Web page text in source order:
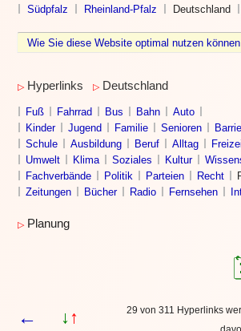
Südpfalz Rheinland-Pfalz Deutschland
Wie Sie diese Website optimal nutzen
▷ Hyperlinks ▷ Deutschland
Fuß Fahrrad Bus Bahn
Auto
Kinder
Jugend Familie Senioren
Schule
Ausbildung Beruf Alltag
Umwelt
Klima Soziales Kultur
Fachverbände
Politik Parteien Recht
Zeitungen
Bücher Radio Fernsehen
▷ Planung
← ↓ ↑ 29 von 311 Hyperlinks